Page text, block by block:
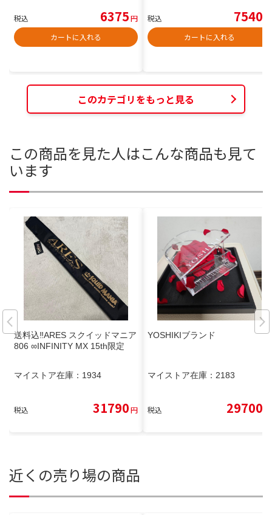
税込 6375円
カートに入れる
税込 7540
カートに入れる
このカテゴリをもっと見る
この商品を見た人はこんな商品も見て
います
送料込‼️ARES スクイッドマニア
806 ∞INFINITY MX 15th限定
マイストア在庫： 1934
税込 31790円
YOSHIKIブランド
マイストア在庫： 2183
税込 29700
近くの売り場の商品